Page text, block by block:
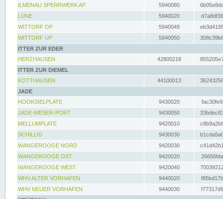
ILMENAU SPERRWERK AP
5940080
LÜNE
5940020
WITTORF OP
5940049
WITTORF UP
5940050
ITTER ZUR EDER
HERZHAUSEN
42800218
ITTER ZUR DIEMEL
KOTTHAUSEN
44100013
JADE
HOOKSIELPLATE
9430020
JADE-WESER-PORT
9430050
MELLUMPLATE
9420010
SCHILLIG
9430030
WANGEROOGE NORD
9420030
WANGEROOGE OST
9420020
WANGEROOGE WEST
9420040
WHV ALTER VORHAFEN
9440020
WHV NEUER VORHAFEN
9440030